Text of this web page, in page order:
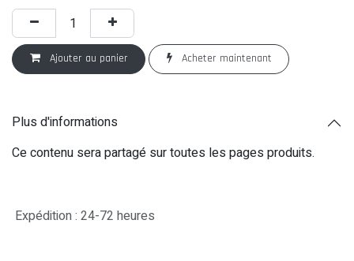
Ajouter au panier Acheter maintenant
Plus d'informations
Ce contenu sera partagé sur toutes les pages produits.
Expédition : 24-72 heures